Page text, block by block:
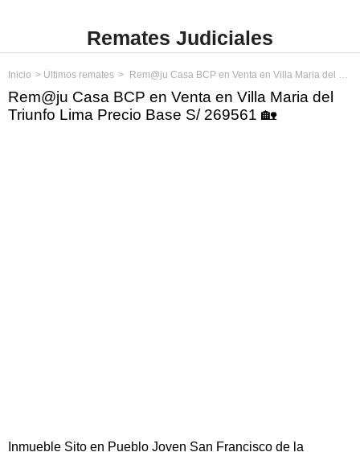
Remates Judiciales
Inicio Últimos remates Rem@ju Casa BCP en Venta en Villa Maria del Triunfo Lima Precio Base S/ 269561
Rem@ju Casa BCP en Venta en Villa Maria del
Triunfo Lima Precio Base S/ 269561 🏡
Inmueble Sito en Pueblo Joven San Francisco de la